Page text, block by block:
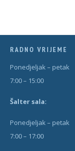
RADNO VRIJEME
Ponedjeljak – petak
7:00 – 15:00
Šalter sala:
Ponedjeljak – petak
7:00 – 17:00